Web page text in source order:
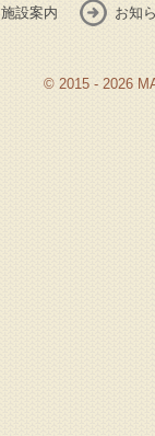
施設案内 お知
© 2015 - 2026